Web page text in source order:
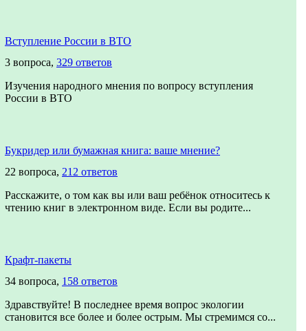
Вступление России в ВТО
3 вопроса, 329 ответов
Изучения народного мнения по вопросу вступления
России в ВТО
Букридер или бумажная книга: ваше мнение?
22 вопроса, 212 ответов
Расскажите, о том как вы или ваш ребёнок относитесь к
чтению книг в электронном виде. Если вы родите...
Крафт-пакеты
34 вопроса, 158 ответов
Здравствуйте! В последнее время вопрос экологии
становится все более и более острым. Мы стремимся со...